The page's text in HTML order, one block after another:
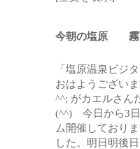
今朝の塩原
「塩原温泉ビジ
おはようござい
^^; がカエルさん
(^^) 今日から3日
ム開催しており
した。明日明後